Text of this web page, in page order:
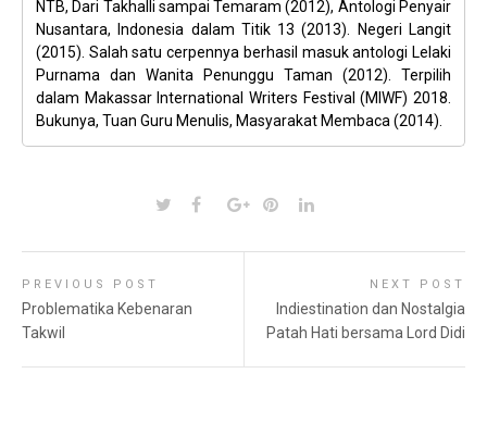
NTB, Dari Takhalli sampai Temaram (2012), Antologi Penyair
Nusantara, Indonesia dalam Titik 13 (2013). Negeri Langit
(2015). Salah satu cerpennya berhasil masuk antologi Lelaki
Purnama dan Wanita Penunggu Taman (2012). Terpilih
dalam Makassar International Writers Festival (MIWF) 2018.
Bukunya, Tuan Guru Menulis, Masyarakat Membaca (2014).
PREVIOUS POST
Problematika Kebenaran
Takwil
NEXT POST
Indiestination dan Nostalgia
Patah Hati bersama Lord Didi